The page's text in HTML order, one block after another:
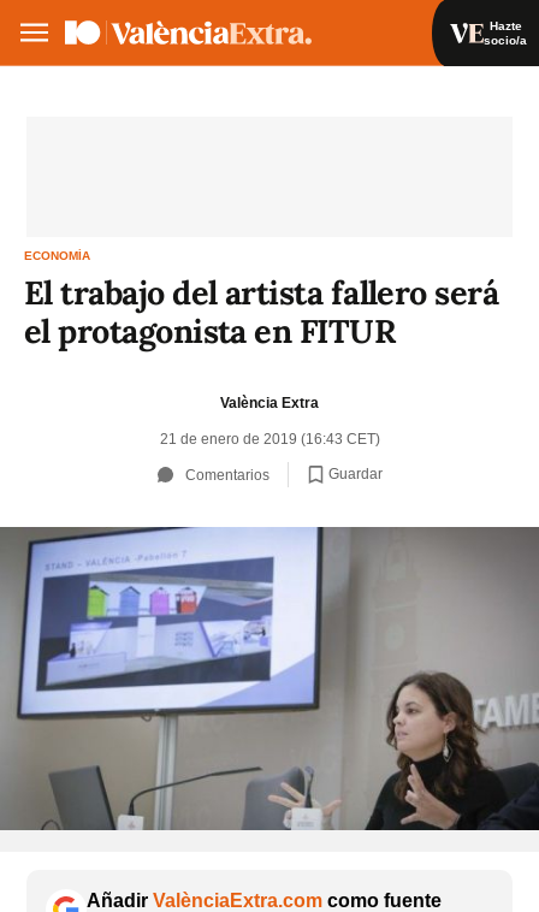
Hazte
socio/a
ECONOMÍA
El trabajo del artista fallero será
el protagonista en FITUR
València Extra
21 de enero de 2019 (16:43 CET)
Comentarios Guardar
Añadir ValènciaExtra.com como fuente